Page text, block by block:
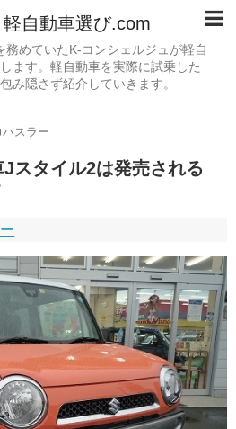
自動車選び.com
めていたK-コンシェルジュが軽自
ます。軽自動車を実際に試乗した
み隠さず紹介していきます。
ハスラー
スタイル2は発売される